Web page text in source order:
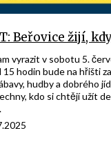
Beřovice žijí,
vyrazit v sobotu 5.
15 hodin bude na hřišti
hudby a dobrého
kdo si chtějí užít